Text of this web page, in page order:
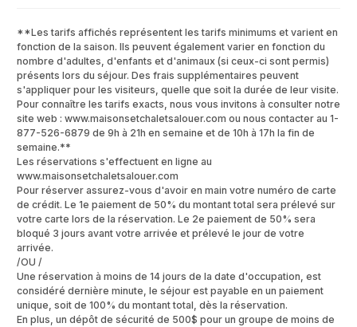
**Les tarifs affichés représentent les tarifs minimums et varient en
fonction de la saison. Ils peuvent également varier en fonction du
nombre d'adultes, d'enfants et d'animaux (si ceux-ci sont permis)
présents lors du séjour. Des frais supplémentaires peuvent
s'appliquer pour les visiteurs, quelle que soit la durée de leur visite.
Pour connaître les tarifs exacts, nous vous invitons à consulter notre
site web : www.maisonsetchaletsalouer.com ou nous contacter au 1-
877-526-6879 de 9h à 21h en semaine et de 10h à 17h la fin de
semaine.**
Les réservations s'effectuent en ligne au
www.maisonsetchaletsalouer.com
Pour réserver assurez-vous d'avoir en main votre numéro de carte
de crédit. Le 1e paiement de 50% du montant total sera prélevé sur
votre carte lors de la réservation. Le 2e paiement de 50% sera
bloqué 3 jours avant votre arrivée et prélevé le jour de votre
arrivée.
/OU /
Une réservation à moins de 14 jours de la date d'occupation, est
considéré dernière minute, le séjour est payable en un paiement
unique, soit de 100% du montant total, dès la réservation.
En plus, un dépôt de sécurité de 500$ pour un groupe de moins de